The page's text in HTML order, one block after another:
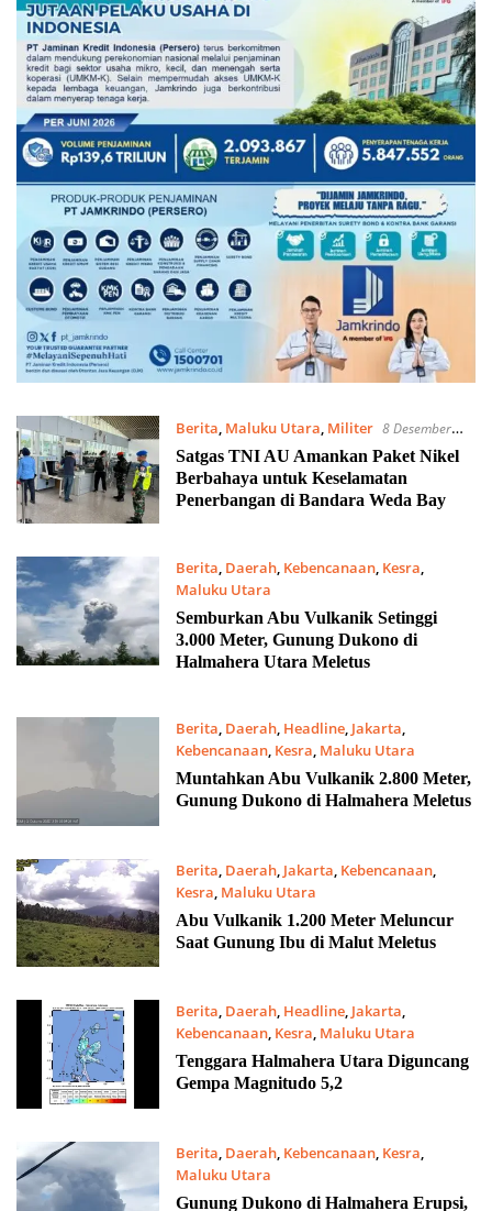
Berita, Maluku Utara, Militer 8 Desember
2025
Satgas TNI AU Amankan Paket Nikel
Berbahaya untuk Keselamatan
Penerbangan di Bandara Weda Bay
Berita, Daerah, Kebencanaan, Kesra,
Maluku Utara
16 Maret 2025
Semburkan Abu Vulkanik Setinggi
3.000 Meter, Gunung Dukono di
Halmahera Utara Meletus
Berita, Daerah, Headline, Jakarta,
Kebencanaan, Kesra, Maluku Utara
29 Desember 2023
Muntahkan Abu Vulkanik 2.800 Meter,
Gunung Dukono di Halmahera Meletus
Berita Daerah, Jakarta Kebencanaan,
Kesra Maluku Utara
7 Desember 2023
Abu Vulkanik 1.200 Meter Meluncur
Saat Gunung Ibu di Malut Meletus
Berita, Daerah, Headline, Jakarta,
Kebencanaan, Kesra, Maluku Utara
26 November 2023
Tenggara Halmahera Utara Diguncang
Gempa Magnitudo 5,2
Berita Daerah, Kebencanaan, Kesra
Maluku Utara
16 November 2023
Gunung Dukono di Halmahera Erupsi,